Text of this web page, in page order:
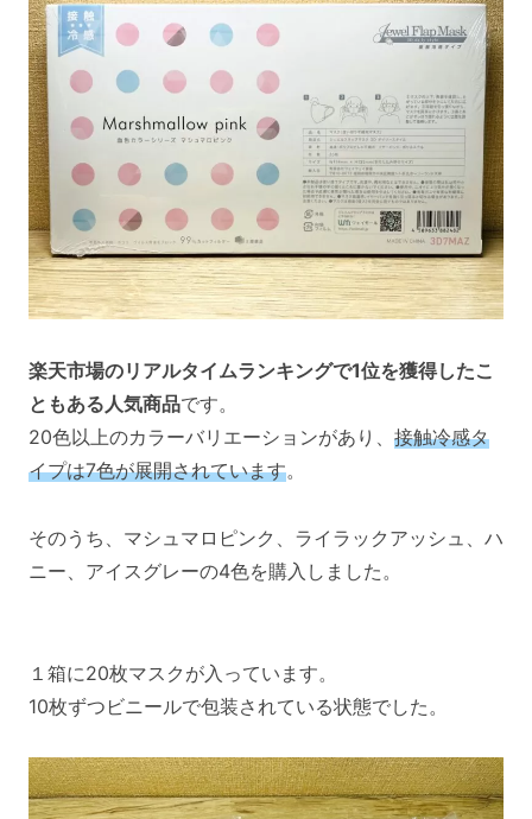
楽天市場のリアルタイムランキングで1位を獲得したこ
ともある人気商品です。
20色以上のカラーバリエーションがあり、 接触冷感タ
イプは7色が展開されています。
そのうち、マシュマロピンク、ライラックアッシュ、ハ
ニー、アイスグレーの4色を購入しました。
１箱に20枚マスクが入っています。
10枚ずつビニールで包装されている状態でした。